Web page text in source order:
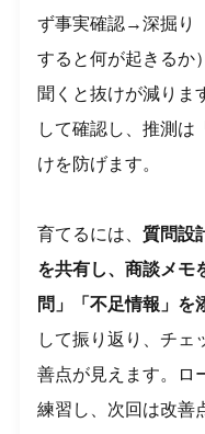
ず事実確認→深掘り
すると何が起きる
聞くと抜けが減りま
して確認し、推測は
けを防げます。
育てるには、質問設
を共有し、商談メモ
問」「不足情報」を
して振り返り、チェ
善点が見えます。ロ
練習し、次回は改善